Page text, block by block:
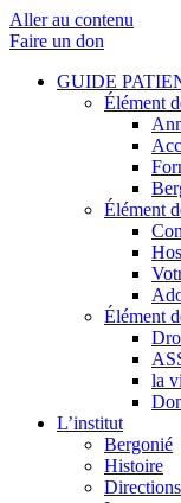
Aller au contenu
Faire un don
GUIDE
Élément
Élément
Élément
la
L’institut
Bergonié
Histoire
Directions